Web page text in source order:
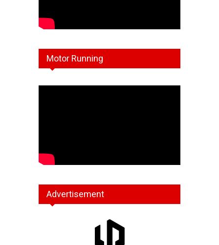
Motor Running
Advertisement